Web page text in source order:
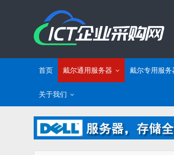
首页 戴尔通用服务器 戴尔专用服务
关于我们